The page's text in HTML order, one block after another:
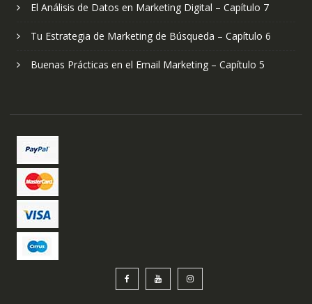
El Análisis de Datos en Marketing Digital – Capítulo 7
Tu Estrategia de Marketing de Búsqueda – Capítulo 6
Buenas Prácticas en el Email Marketing – Capítulo 5